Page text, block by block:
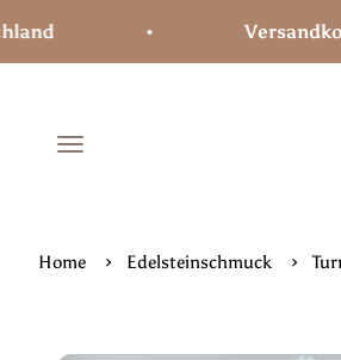
Menü
Home Edelsteinschmuck